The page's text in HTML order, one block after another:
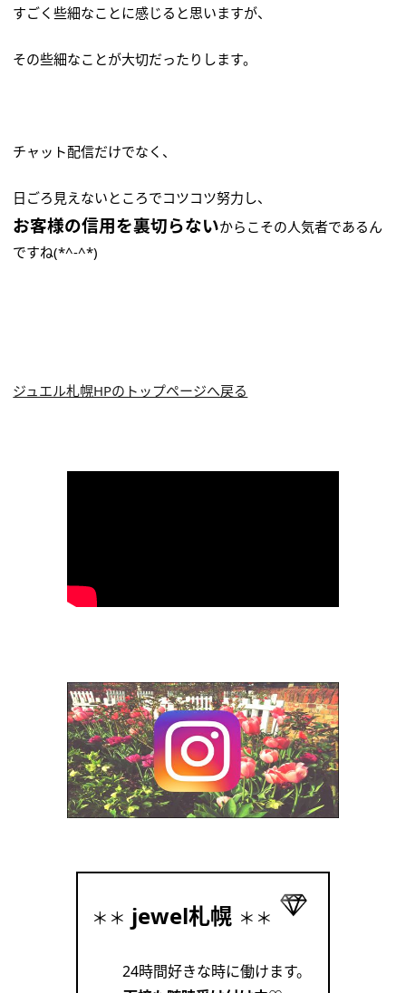
すごく些細なことに感じると思いますが、
その些細なことが大切だったりします。
チャット配信だけでなく、
日ごろ見えないところでコツコツ努力し、
お客様の信用を裏切らないからこその人気者であるん
ですね(*^-^*)
ジュエル札幌HPのトップページへ戻る
＊＊ jewel札幌 ＊＊
24時間好きな時に働けます。